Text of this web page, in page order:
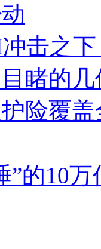
击之
睹的
险覆
”的10